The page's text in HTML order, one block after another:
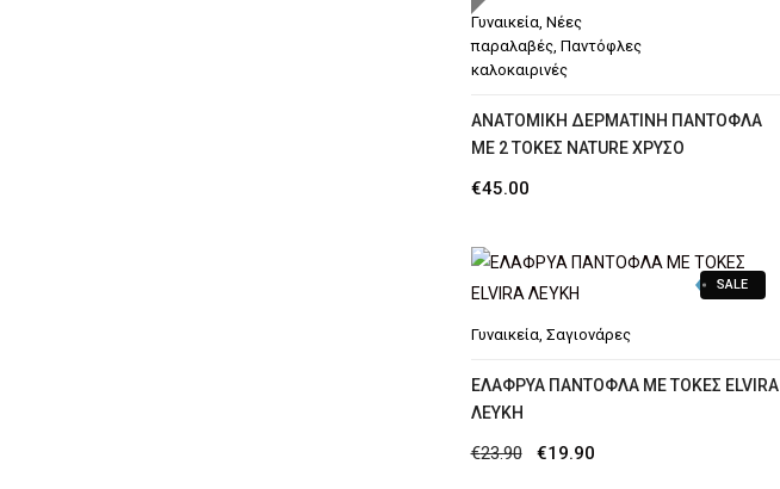
Γυναικεία, Νέες
παραλαβές, Παντόφλες
καλοκαιρινές
AΝΑΤΟΜΙΚΉ ΔΕΡΜΆΤΙΝΗ ΠΑΝΤΌΦΛΑ
ΜΕ 2 ΤΌΚΕΣ NATURE ΧΡΥΣΌ
€45.00
SALE
Γυναικεία, Σαγιονάρες
ΕΛΑΦΡΥΑ ΠΑΝΤΟΦΛΑ ΜΕ ΤΟΚΕΣ ELVIRA
ΛΕΥΚΗ
€23.90
Original
€19.90Η